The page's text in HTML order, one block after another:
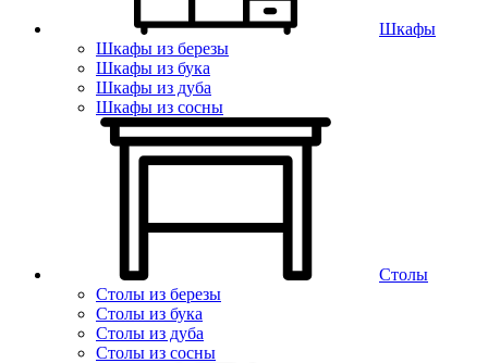
Шкафы
Шкафы из березы
Шкафы из бука
Шкафы из дуба
Шкафы из сосны
Столы
Столы из березы
Столы из бука
Столы из дуба
Столы из сосны